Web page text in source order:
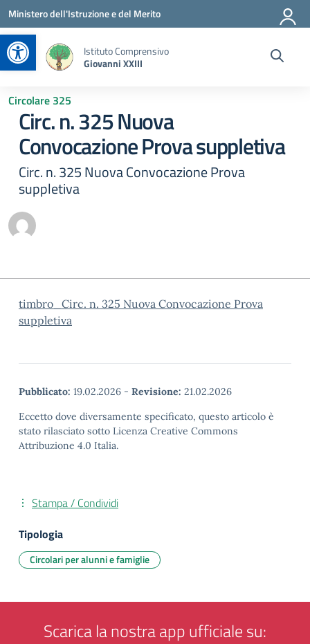
Apri la barra degli strumenti
Vai ai contenuti
Vai al menu di navigazione
Vai al footer
Ministero dell'Istruzione e del Merito
Istituto Comprensivo
Giovanni XXIII
Circolare 325
Circ. n. 325 Nuova
Convocazione Prova suppletiva
Circ. n. 325 Nuova Convocazione Prova
suppletiva
timbro_Circ. n. 325 Nuova Convocazione Prova
suppletiva
Pubblicato: 19.02.2026 - Revisione: 21.02.2026
Eccetto dove diversamente specificato, questo articolo è
stato rilasciato sotto Licenza Creative Commons
Attribuzione 4.0 Italia.
Stampa / Condividi
Tipologia
Circolari per alunni e famiglie
Scarica la nostra app ufficiale su: